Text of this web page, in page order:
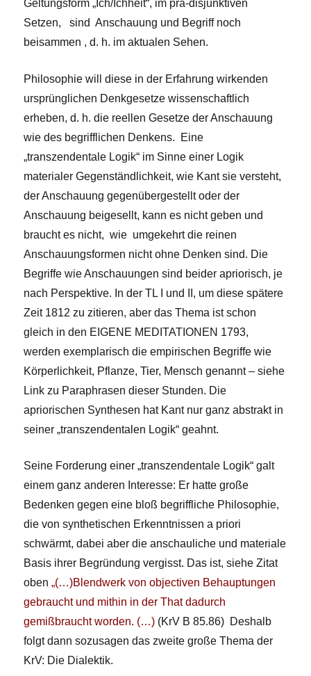
Geltungsform „Ich/Ichheit“, im prä-disjunktiven
Setzen, sind Anschauung und Begriff noch
beisammen , d. h. im aktualen Sehen.
Philosophie will diese in der Erfahrung wirkenden
ursprünglichen Denkgesetze wissenschaftlich
erheben, d. h. die reellen Gesetze der Anschauung
wie des begrifflichen Denkens. Eine
„transzendentale Logik“ im Sinne einer Logik
materialer Gegenständlichkeit, wie Kant sie versteht,
der Anschauung gegenübergestellt oder der
Anschauung beigesellt, kann es nicht geben und
braucht es nicht, wie umgekehrt die reinen
Anschauungsformen nicht ohne Denken sind. Die
Begriffe wie Anschauungen sind beider apriorisch, je
nach Perspektive. In der TL I und II, um diese spätere
Zeit 1812 zu zitieren, aber das Thema ist schon
gleich in den EIGENE MEDITATIONEN 1793,
werden exemplarisch die empirischen Begriffe wie
Körperlichkeit, Pflanze, Tier, Mensch genannt – siehe
Link zu Paraphrasen dieser Stunden. Die
apriorischen Synthesen hat Kant nur ganz abstrakt in
seiner „transzendentalen Logik“ geahnt.
Seine Forderung einer „transzendentale Logik“ galt
einem ganz anderen Interesse: Er hatte große
Bedenken gegen eine bloß begriffliche Philosophie,
die von synthetischen Erkenntnissen a priori
schwärmt, dabei aber die anschauliche und materiale
Basis ihrer Begründung vergisst. Das ist, siehe Zitat
oben„(…)Blendwerk von objectiven Behauptungen
gebraucht und mithin in der That dadurch
gemißbraucht worden. (…) (KrV B 85.86) Deshalb
folgt dann sozusagen das zweite große Thema der
KrV: Die Dialektik.